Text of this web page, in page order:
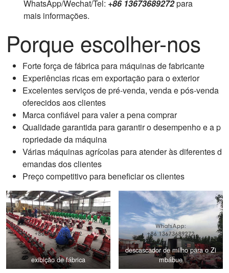
WhatsApp/Wechat/Tel: +86 13673689272para
mais informações.
Porque escolher-nos
Forte força de fábrica para máquinas de fabricante
Experiências ricas em exportação para o exterior
Excelentes serviços de pré-venda, venda e pós-venda
oferecidos aos clientes
Marca confiável para valer a pena comprar
Qualidade garantida para garantir o desempenho e a p
ropriedade da máquina
Várias máquinas agrícolas para atender às diferentes d
emandas dos clientes
Preço competitivo para beneficiar os clientes
exibição de fábrica
descascador de milho para o Zi
mbábue